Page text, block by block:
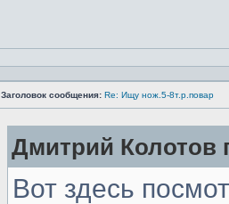
Заголовок сообщения: Re: Ищу нож.5-8т.р.повар
Дмитрий Колотов
Вот здесь